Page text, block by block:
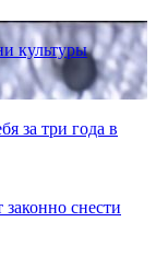
культуры
за три года в
снести